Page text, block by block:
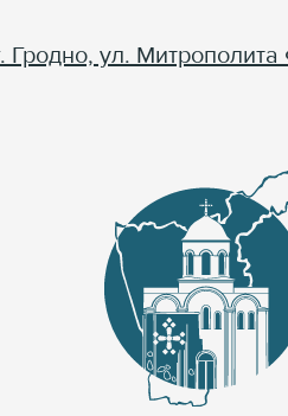
Гродно, ул. Митрополита